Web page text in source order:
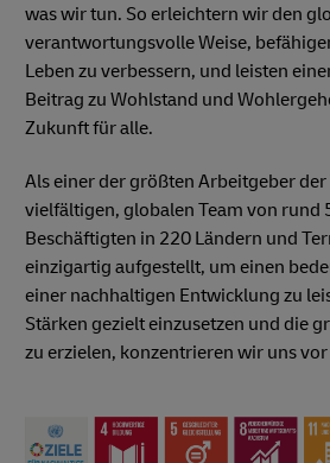
was wir tun. So erleichtern wir den
verantwortungsvolle Weise,
Leben zu verbessern, und leisten
Beitrag zu Wohlstand und
Zukunft für alle.
Als einer der größten Arbeitgeber
vielfältigen, globalen Team von rund
Beschäftigten in 220 Ländern und
einzigartig aufgestellt, um einen
einer nachhaltigen Entwicklung zu
Stärken gezielt einzusetzen und die
zu erzielen, konzentrieren wir uns vor